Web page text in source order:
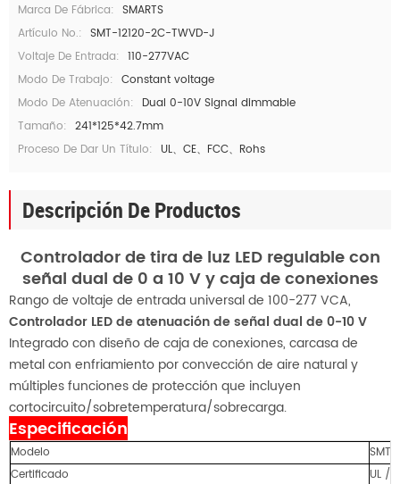
Marca De Fábrica: SMARTS
Artículo No.: SMT-12120-2C-TWVD-J
Voltaje De Entrada: 110-277VAC
Modo De Trabajo: Constant voltage
Modo De Atenuación:
Dual 0-10V Signal dimmable
Tamaño: 241*125*42.7mm
Proceso De Dar Un Título:
UL、CE、FCC、Rohs
Descripción De Productos
Controlador de tira de luz LED regulable con
señal dual de 0 a 10 V y caja de conexiones
Rango de voltaje de entrada universal de 100-277 VCA,
Controlador LED de atenuación de señal dual de 0-10 V
Integrado con diseño de caja de conexiones, carcasa de
metal con enfriamiento por convección de aire natural y
múltiples funciones de protección que incluyen
cortocircuito/sobretemperatura/sobrecarga.
Especificación
Modelo
Certificado
UL /